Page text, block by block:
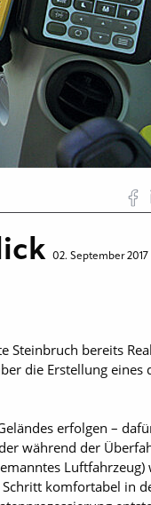
02. September 2017
Steinbruch bereits
die Erstellung
erfolgen –
während der
Luftfahrzeug)
komfortabel in